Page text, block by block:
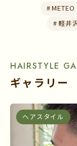
#METEO
#軽井
HAIRSTYLE
ギャラリー
ヘアスタイル